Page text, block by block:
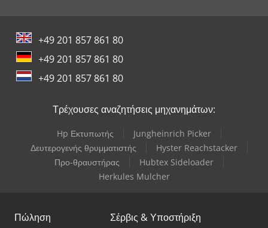
+49 201 857 861 80
+49 201 857 861 80
+49 201 857 861 80
Τρέχουσες αναζητήσεις μηχανημάτων:
Hp Εκτυπωτής
Jungheinrich Picker
Δευτερογενής θρυμματιστής
Hyster Reachstacker
Προ-θραυστήρας
Hubtex Sideloader
Herkules Mulcher
Πώληση Σέρβις & Υποστήριξη